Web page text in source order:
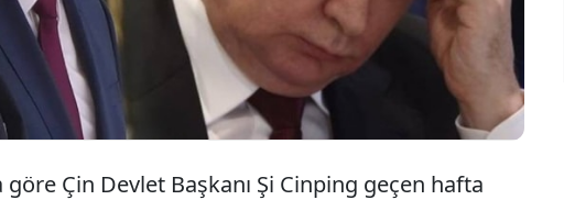
Çin Devlet Başkanı Şi Cinping geçen hafta